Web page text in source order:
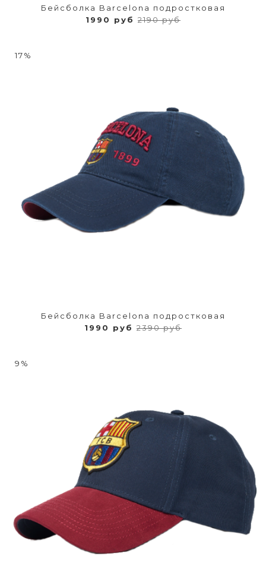
Бейсболка Barcelona подростковая
1990 руб 2190 руб
17%
Бейсболка Barcelona подростковая
1990 руб 2390 руб
9%